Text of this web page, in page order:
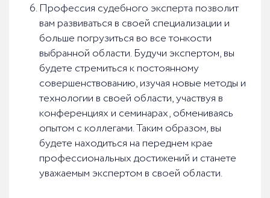
Профессия судебного эксперта позволит
вам развиваться в своей специализации и
больше погрузиться во все тонкости
выбранной области. Будучи экспертом, вы
будете стремиться к постоянному
совершенствованию, изучая новые методы и
технологии в своей области, участвуя в
конференциях и семинарах, обмениваясь
опытом с коллегами. Таким образом, вы
будете находиться на переднем крае
профессиональных достижений и станете
уважаемым экспертом в своей области.